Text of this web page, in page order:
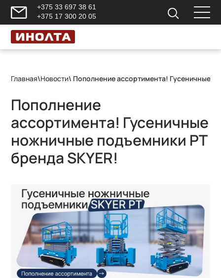
+375 33 697 38 61
+375 17 300 20 05
Главная\Новости\ Пополнение ассортимента! Гусеничные
Пополнение
ассортимента! Гусеничные
ножничные подъемники PT
бренда SKYER!